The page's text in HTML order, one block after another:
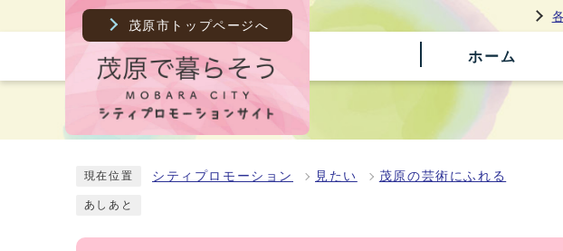
茂原市トップページへ
ホーム
現在位置 シティプロモーション 見たい 茂原の芸術にふれる
あしあと